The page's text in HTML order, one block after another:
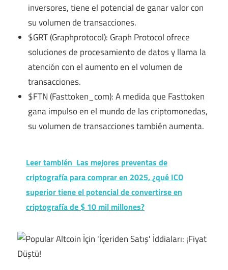
inversores, tiene el potencial de ganar valor con
su volumen de transacciones.
$GRT (Graphprotocol): Graph Protocol ofrece
soluciones de procesamiento de datos y llama la
atención con el aumento en el volumen de
transacciones.
$FTN (Fasttoken_com): A medida que Fasttoken
gana impulso en el mundo de las criptomonedas,
su volumen de transacciones también aumenta.
Leer también Las mejores preventas de
criptografía para comprar en 2025, ¿qué ICO
superior tiene el potencial de convertirse en
criptografía de $ 10 mil millones?